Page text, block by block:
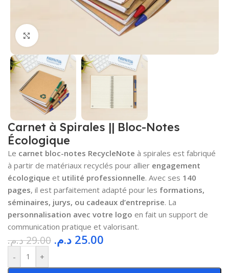
Cliquez pour agrandir
Carnet à Spirales || Bloc-Notes
Écologique
Le carnet bloc-notes RecycleNote à spirales est fabriqué
à partir de matériaux recyclés pour allier engagement
écologique et utilité professionnelle. Avec ses 140
pages, il est parfaitement adapté pour les formations,
séminaires, jurys, ou cadeaux d’entreprise. La
personnalisation avec votre logo en fait un support de
communication pratique et valorisant.
29.00د.م. 25.00 د.م.
- +